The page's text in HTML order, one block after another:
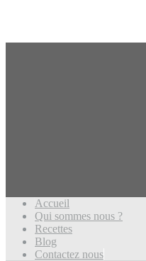
Accueil
Qui sommes nous ?
Recettes
Blog
Contactez nous